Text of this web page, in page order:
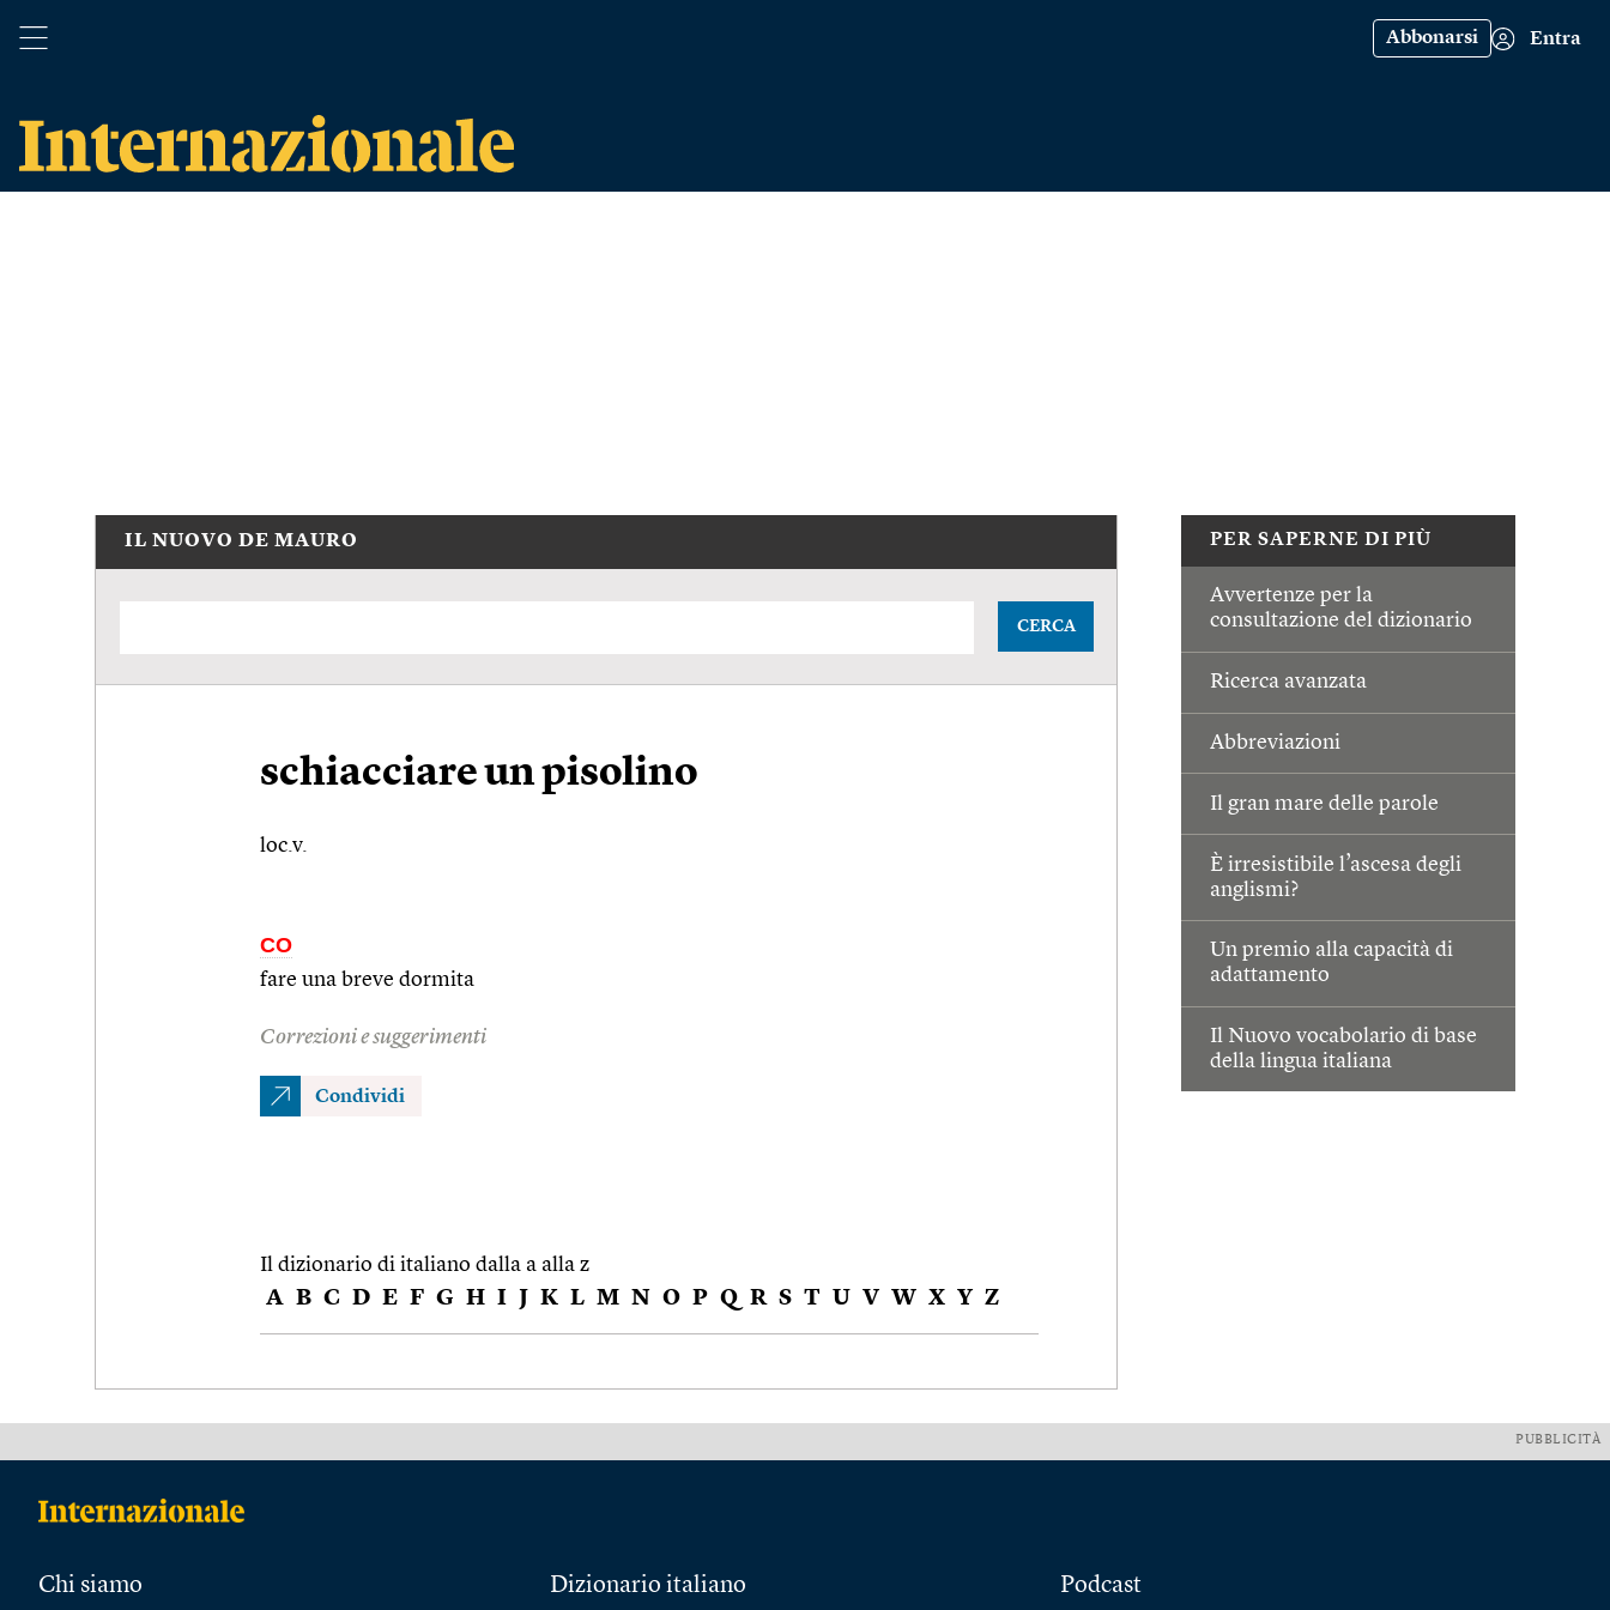
Abbonarsi Entra
PER SAPERNE DI PIÙ
Avvertenze per la
consultazione del dizionario
Ricerca avanzata
Abbreviazioni
Il gran mare delle parole
È irresistibile l’ascesa degli
anglismi?
Un premio alla capacità di
adattamento
Il Nuovo vocabolario di base
della lingua italiana
IL NUOVO DE MAURO
CERCA
schiacciare un pisolino
loc.v.
CO
fare una breve dormita
Correzioni e suggerimenti
Condividi
Il dizionario di italiano dalla a alla z
A B C D E F G H I J K L M N O P Q R S T U V W X Y Z
PUBBLICITÀ
Chi siamo Dizionario italiano Podcast